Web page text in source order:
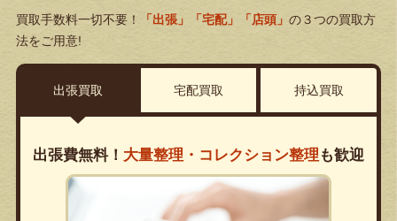
買取手数料一切不要！ 「出張」「宅配」「店頭」 の３つの買取方
法をご用意!
出張買取 宅配買取 持込買取
出張費無料！ 大量整理・コレクション整理 も歓迎